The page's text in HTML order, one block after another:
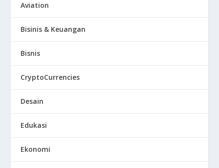
Aviation
Bisinis & Keuangan
Bisnis
CryptoCurrencies
Desain
Edukasi
Ekonomi